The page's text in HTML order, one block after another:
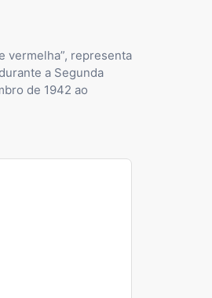
vermelha”, representa
a Segunda
de 1942 ao